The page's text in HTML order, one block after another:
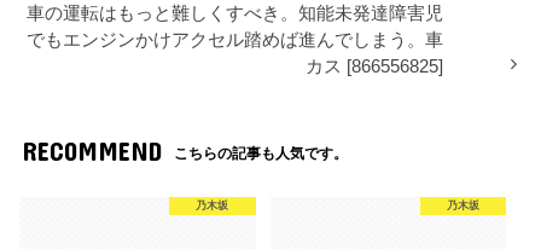
車の運転はもっと難しくすべき。知能未発達障害児
でもエンジンかけアクセル踏めば進んでしまう。車
カス [866556825]
RECOMMEND こちらの記事も人気です。
乃木坂 乃木坂